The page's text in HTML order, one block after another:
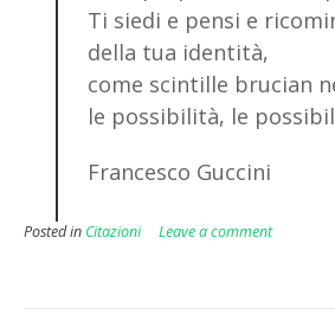
Ti siedi e pensi e
della tua identità,
come scintille brucian
le possibilità, le
Francesco Guccini
Posted in Citazioni Leave a comment